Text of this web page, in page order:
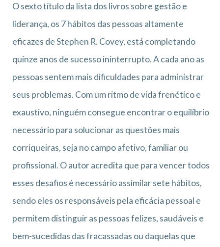
O sexto título da lista dos livros sobre gestão e
liderança, os 7 hábitos das pessoas altamente
eficazes de Stephen R. Covey, está completando
quinze anos de sucesso ininterrupto. A cada ano as
pessoas sentem mais dificuldades para administrar
seus problemas. Com um ritmo de vida frenético e
exaustivo, ninguém consegue encontrar o equilíbrio
necessário para solucionar as questões mais
corriqueiras, seja no campo afetivo, familiar ou
profissional. O autor acredita que para vencer todos
esses desafios é necessário assimilar sete hábitos,
sendo eles os responsáveis pela eficácia pessoal e
permitem distinguir as pessoas felizes, saudáveis e
bem-sucedidas das fracassadas ou daquelas que